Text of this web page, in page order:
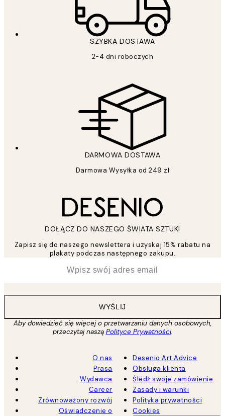
SZYBKA DOSTAWA
2-4 dni roboczych
DARMOWA DOSTAWA
Darmowa Wysyłka od 249 zł
DOŁĄCZ DO NASZEGO ŚWIATA SZTUKI
Zapisz się do naszego newslettera i uzyskaj 15% rabatu na
plakaty podczas następnego zakupu.
WYŚLIJ
Aby dowiedzieć się więcej o przetwarzaniu danych osobowych,
przeczytaj naszą Polityce Prywatności.
O nas
Prasa
Wydawca
Career
Zrównoważony rozwój
Oświadczenie o
Desenio Art Advice
Obsługa klienta
Śledź swoje zamówienie
Zasady i warunki
Polityka prywatności
Cookies